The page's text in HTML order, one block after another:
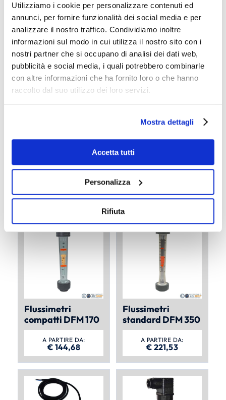
Utilizziamo i cookie per personalizzare contenuti ed
annunci, per fornire funzionalità dei social media e per
analizzare il nostro traffico. Condividiamo inoltre
informazioni sul modo in cui utilizza il nostro sito con i
nostri partner che si occupano di analisi dei dati web,
pubblicità e social media, i quali potrebbero combinarle
con altre informazioni che ha fornito loro o che hanno
raccolto dal suo utilizzo dei loro servizi.
Mostra dettagli
Accetta tutti
Personalizza
Rifiuta
Schema tipico di trattamento (figura sopra, non in
Tra i processi più importanti ci sono la filtrazione
delle acque e la disinfezione, che si effettua con
necessario scegliere valvole e componenti in grado di
resistere ai fluidi aggressivi.
Flussimetri
compatti DFM 170
A PARTIRE DA:
€ 144,68
Flussimetri
standard DFM 350
A PARTIRE DA:
€ 221,53